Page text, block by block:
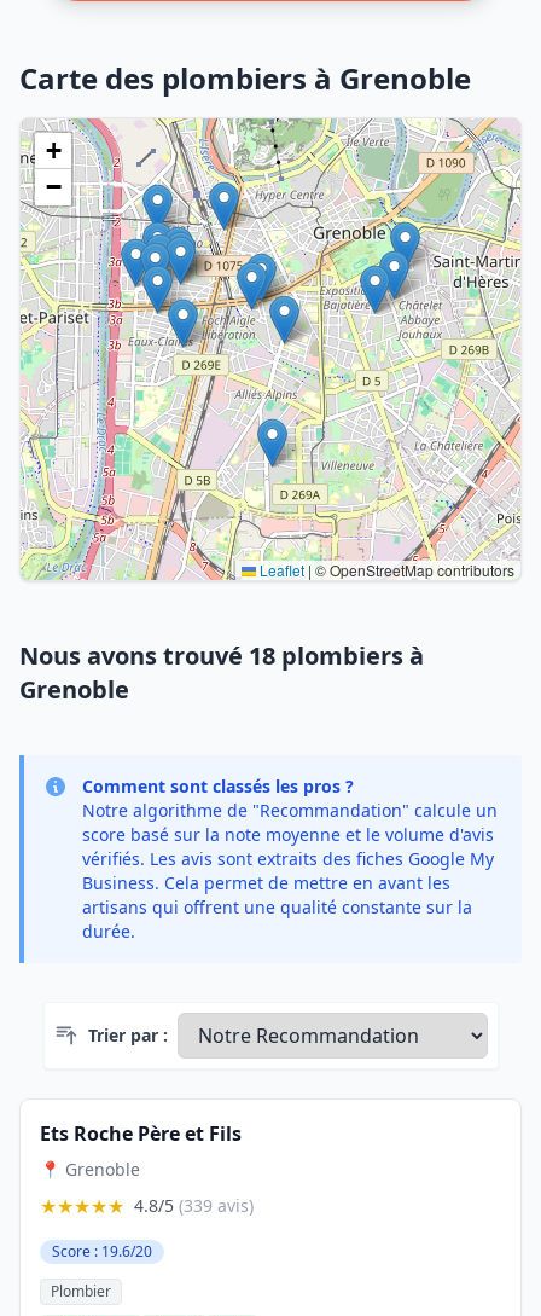
Carte des plombiers à Grenoble
+
−
Leaflet | © OpenStreetMap contributors
Nous avons trouvé 18 plombiers à
Grenoble
Comment sont classés les pros ?
Notre algorithme de "Recommandation" calcule un
score basé sur la note moyenne et le volume d'avis
vérifiés. Les avis sont extraits des fiches Google My
Business. Cela permet de mettre en avant les
artisans qui offrent une qualité constante sur la
durée.
Trier par :
Ets Roche Père et Fils
📍 Grenoble
★★★★★ 4.8/5 (339 avis)
Score : 19.6/20
Plombier